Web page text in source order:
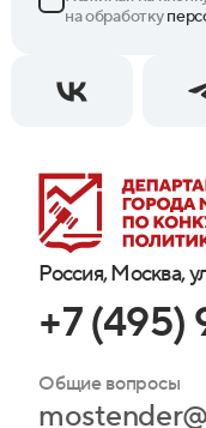
Россия, Москва,
+7 (495)
Общие вопросы
на обработку